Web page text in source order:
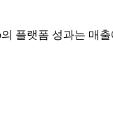
플랫폼 성과는 매